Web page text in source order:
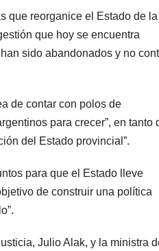
que reorganice el Estado de la
que hoy se encuentra
sido abandonados y no
de contar con polos de
para crecer”, en tanto
del Estado provincial”.
para que el Estado lleve
de construir una política
Julio Alak, y la ministra